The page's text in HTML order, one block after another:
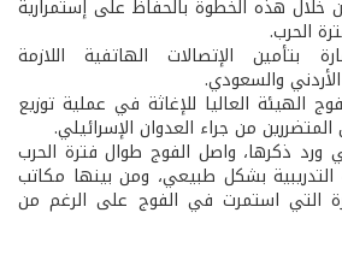
خلال هذه الخطوة بالحفاظ على إستمرارية
الحرب.
بتأمين الإتصالات الهاتفية اللازمة
والسعودي.
الهيئة العاليا للإغاثة في عملية توزيع
من جراء العدوان الإسرائيلي.
ورد ذكرها، واصل الفوج طوال فترة الحرب
التدريبية بشكل طبيعي، ومن بينها مكاتب
التي استمرت في الفوج على الرغم من